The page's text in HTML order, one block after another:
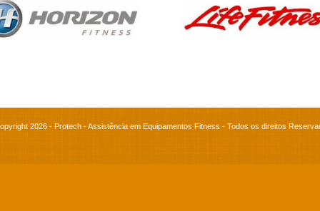
2026 - Protech - Assistência em Equipamentos Fitness - Todos os direitos